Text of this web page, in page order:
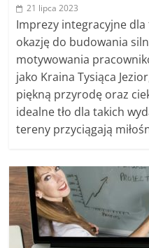
21 lipca 2023
Imprezy integracyjne
okazję do budowania
motywowania
jako Kraina Tysiąca
piękną przyrodę oraz
idealne tło dla takich
tereny przyciągają